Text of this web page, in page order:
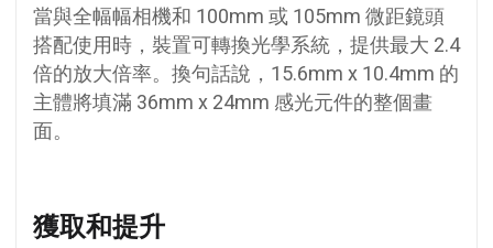
當與全幅幅相機和 100mm 或 105mm 微距鏡頭
搭配使用時，裝置可轉換光學系統，提供最大 2.4
倍的放大倍率。換句話說，15.6mm x 10.4mm 的
主體將填滿 36mm x 24mm 感光元件的整個畫
面。
獲取和提升